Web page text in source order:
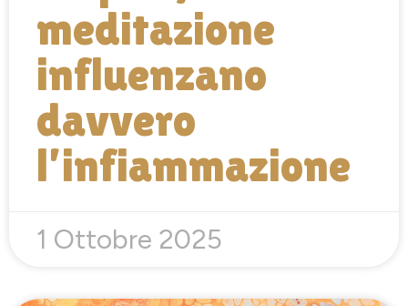
meditazione
influenzano
davvero
l’infiammazione
1 Ottobre 2025